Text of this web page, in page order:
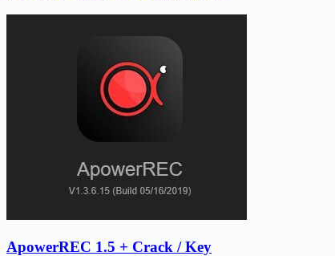
ApowerREC 1.5 + Crack / Key